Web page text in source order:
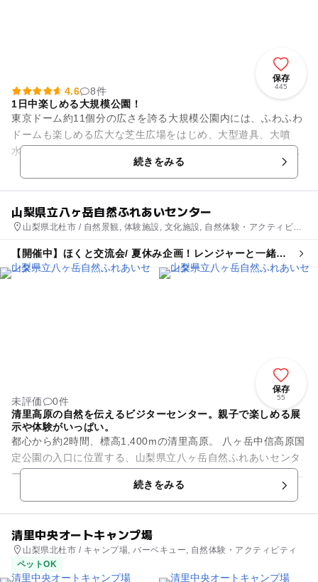
保存
445
4.6
8件
1日中楽しめる大規模公園！
東京ドーム約11個分の広さを誇る大規模公園内には、ふわふわ
ドームも楽しめる広大な芝生広場をはじめ、大型遊具、大噴
水、巨大迷路、バーベキュー場、カヌー場、バラ園などがあり
ます。また、同じ園内に、手...続きをみる
山梨県立八ヶ岳自然ふれあいセンター
山梨県北杜市 / 自然景観, 体験施設, 文化施設, 自然体験・アクティビテ
【開催中】ほくと交流会/ 夏休み企画！レンジャーと一緒に
八ヶ岳山麓の森を歩こう
保存
55
未評価
0件
清里高原の自然を伝えるビジターセンター。親子で楽しめる展
示や体験がいっぱい。
都心から約2時間、標高1,400mの清里高原。 八ヶ岳中信高原国
定公園の入口に位置する、山梨県立八ヶ岳自然ふれあいセンタ
ー。 館内には「ハンズオン展示」と呼ばれる、体験型の展示が
続きをみる
清里中央オートキャンプ場
山梨県北杜市 / キャンプ場, バーベキュー, 自然体験・アクティビティ
ペットOK